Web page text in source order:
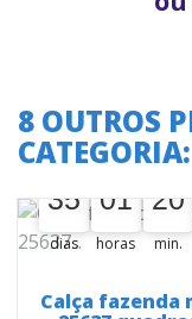
8 OUTROS
CATEGORIA:
A oferta termina
35
35
00
dias
01
01
00
horas
20
20
00
min.
Calça fazenda